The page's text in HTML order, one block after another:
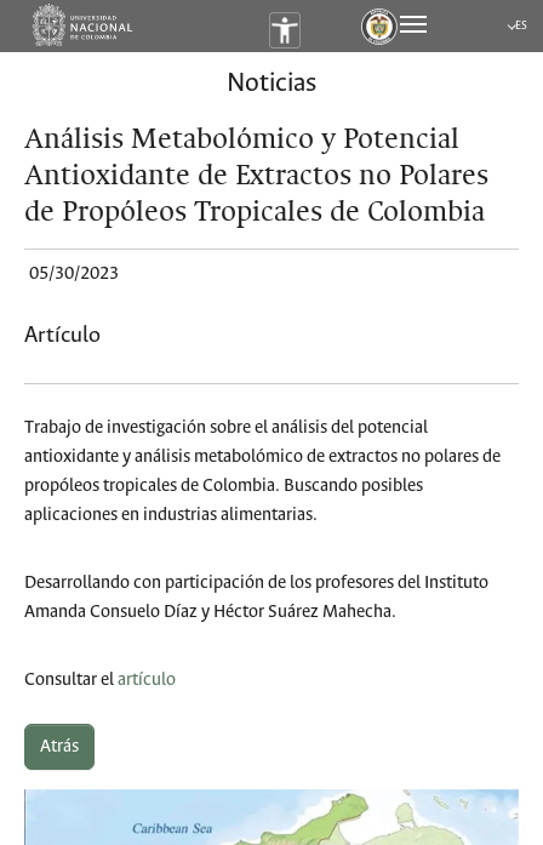
ES
Noticias
Análisis Metabolómico y Potencial
Antioxidante de Extractos no Polares
de Propóleos Tropicales de Colombia
05/30/2023
Artículo
Trabajo de investigación sobre el análisis del potencial
antioxidante y análisis metabolómico de extractos no polares de
propóleos tropicales de Colombia. Buscando posibles
aplicaciones en industrias alimentarias.
Desarrollando con participación de los profesores del Instituto
Amanda Consuelo Díaz y Héctor Suárez Mahecha.
Consultar elartículo
Atrás